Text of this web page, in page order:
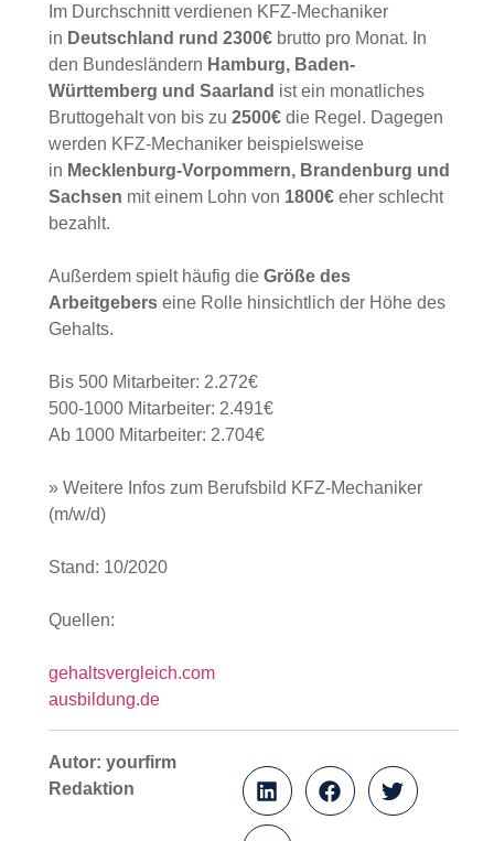
angestellt wird.
Im Durchschnitt verdienen KFZ-Mechaniker
inDeutschland rund 2300€brutto pro Monat.
In den BundesländernHamburg, Baden-
Württemberg und Saarlandist ein monatliches
Bruttogehalt von bis zu2500€die Regel.
Dagegen werden KFZ-Mechaniker beispielsweise
inMecklenburg-Vorpommern, Brandenburg
schlecht bezahlt.
Außerdem spielt häufig die
des Gehalts.
Bis 500 Mitarbeiter: 2.272€
Ab 1000 Mitarbeiter: 2.704€
(m/w/d)
Stand: 10/2020
Quellen:
gehaltsvergleich.com
ausbildung.de